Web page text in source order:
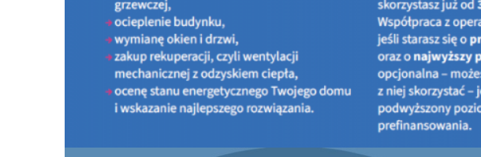
Uprzejmie
kolejnych transz
powodować
PROGRAM CZYSTE POWIETRZE
INFORMACJE OGÓLNE O PROGRAMIE
PORTAL BENEFICJENTA
KONTAKT
DOKUMENTY DO ZAPOZNANIA
LISTA URZĄDZEŃ GRZEWCZYCH
2026 r.